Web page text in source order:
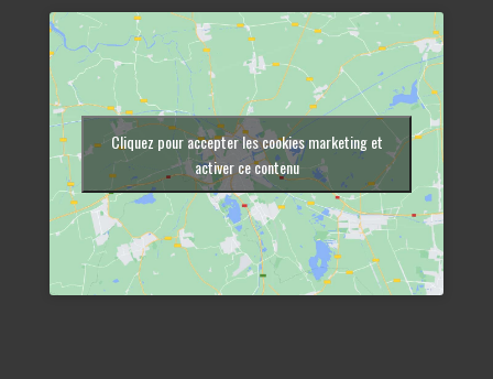
Cliquez pour accepter les cookies marketing et
activer ce contenu